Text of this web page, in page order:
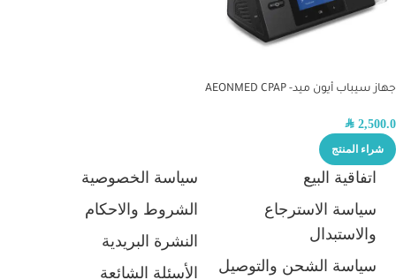
جهاز سيباب أيون ميد- AEONMED CPAP
SAR 2,500.0
شراء المنتج
اتفاقية البيع
سياسة الاسترجاع
والاستبدال
سياسة الشحن والتوصيل
سياسة الخصوصية
الشروط والاحكام
النشرة البريدية
الأسئلة الشائعة